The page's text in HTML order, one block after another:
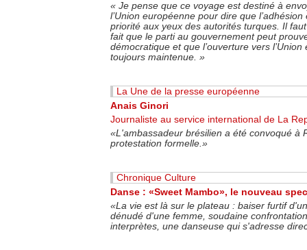
« Je pense que ce voyage est destiné à
l’Union européenne pour dire que
priorité aux yeux des autorités turques. Il
fait que le parti au gouvernement peut
démocratique et que l’ouverture vers
toujours maintenue. »
La Une de la presse européenne
Anais Ginori
Journaliste au service international de La
«L'ambassadeur brésilien a été convoqué à
protestation formelle.»
Chronique Culture
Danse : «Sweet Mambo», le nouveau
«La vie est là sur le plateau : baiser furtif
dénudé d'une femme, soudaine
interprètes, une danseuse qui s'adresse